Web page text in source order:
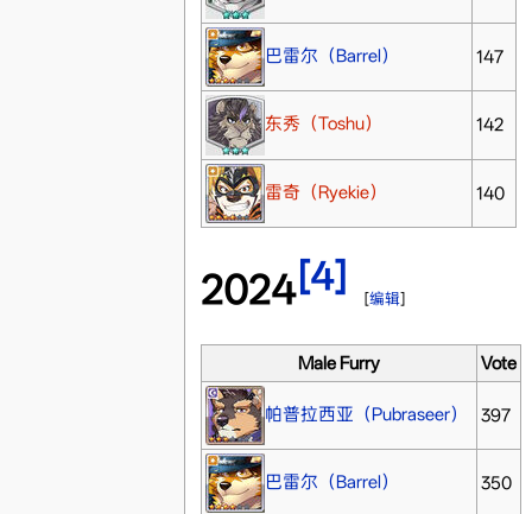
巴雷尔（Barrel） 147
东秀（Toshu） 142
雷奇（Ryekie） 140
2024[4] [编辑]
Male Furry Vote
帕普拉西亚（Pubraseer） 397
巴雷尔（Barrel） 350